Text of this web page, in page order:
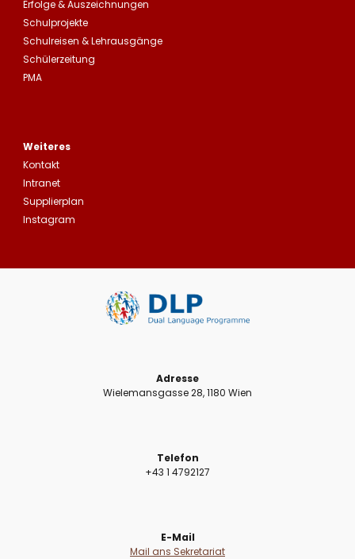
Erfolge &Auszeichnungen
Schulprojekte
Schulreisen &Lehrausgänge
Schülerzeitung
PMA
Weiteres
Kontakt
Intranet
Supplierplan
Instagram
Adresse
Wielemansgasse 28, 1180 Wien
Telefon
+43 1 4792127
E-Mail
Mail ans Sekretariat